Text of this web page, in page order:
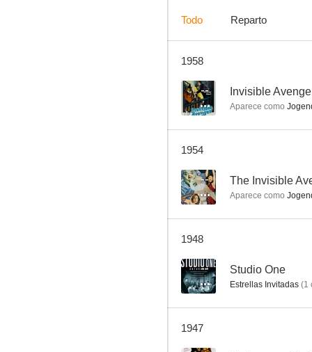
--
Todo Reparto
1958
-- Invisible
Aparece como
1954
-- The Invisible
Aparece como
1948
-- Studio One
Estrellas Invitadas (1
1947